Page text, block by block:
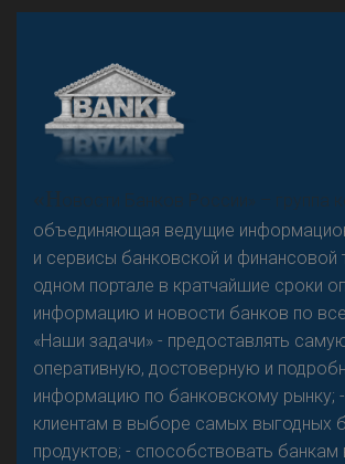
Резкого разворота на рынке
предвидится -
«Н
овости Банков России» – группа
объединяющая ведущие
и сервисы банковской и финансовой
одном портале в кратчайшие сроки
информацию и новости банков по
«Наши задачи» - предоставлять
оперативную, достоверную и
информацию по банковскому рынку;
клиентам в выборе самых выгодных
продуктов; - способствовать банкам